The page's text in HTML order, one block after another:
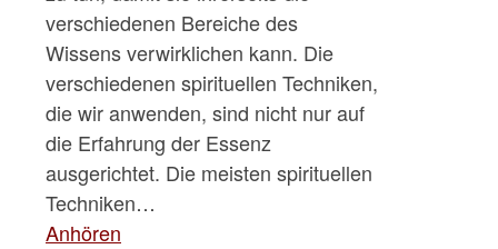
verschiedenen Bereiche des
Wissens verwirklichen kann. Die
verschiedenen spirituellen Techniken,
die wir anwenden, sind nicht nur auf
die Erfahrung der Essenz
ausgerichtet. Die meisten spirituellen
Techniken…
Anhören